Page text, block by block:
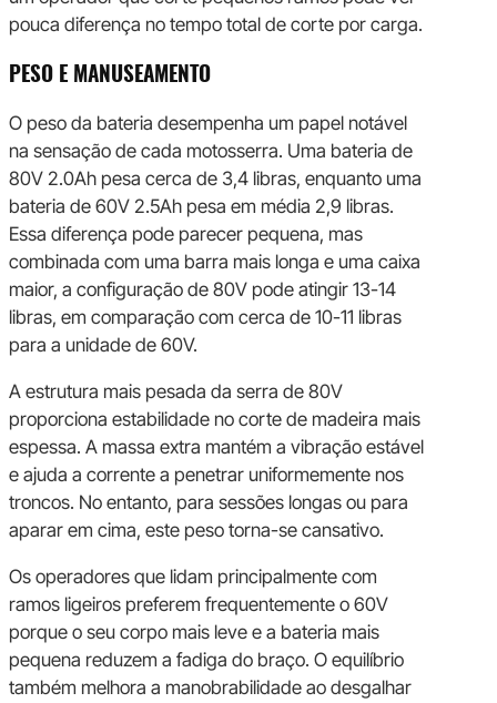
pouca diferença no tempo total de corte por carga.
PESO E MANUSEAMENTO
O peso da bateria desempenha um papel notável
na sensação de cada motosserra. Uma bateria de
80V 2.0Ah pesa cerca de 3,4 libras, enquanto uma
bateria de 60V 2.5Ah pesa em média 2,9 libras.
Essa diferença pode parecer pequena, mas
combinada com uma barra mais longa e uma caixa
maior, a configuração de 80V pode atingir 13-14
libras, em comparação com cerca de 10-11 libras
para a unidade de 60V.
A estrutura mais pesada da serra de 80V
proporciona estabilidade no corte de madeira mais
espessa. A massa extra mantém a vibração estável
e ajuda a corrente a penetrar uniformemente nos
troncos. No entanto, para sessões longas ou para
aparar em cima, este peso torna-se cansativo.
Os operadores que lidam principalmente com
ramos ligeiros preferem frequentemente o 60V
porque o seu corpo mais leve e a bateria mais
pequena reduzem a fadiga do braço. O equilíbrio
também melhora a manobrabilidade ao desgalhar